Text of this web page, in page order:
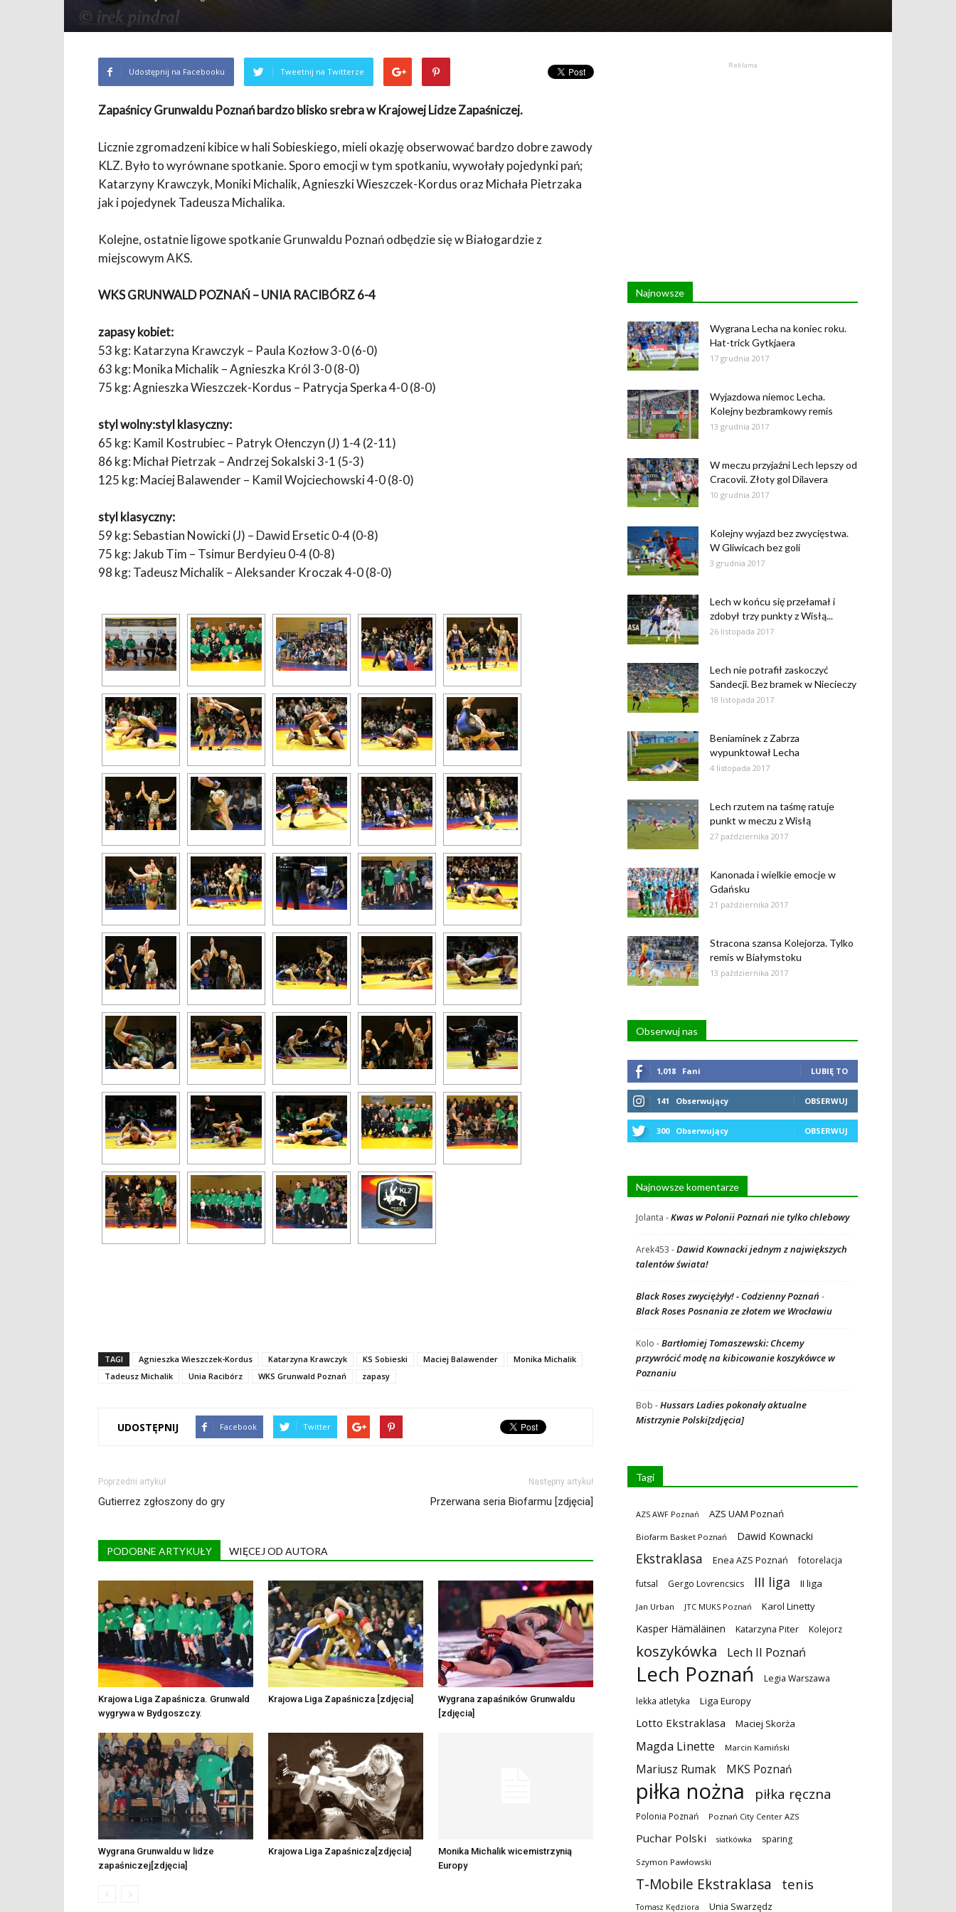
Udostępnij na Facebooku Tweetnij na Twitterze
Zapaśnicy Grunwaldu Poznań bardzo blisko srebra w Krajowej Lidze Zapaśniczej.
Licznie zgromadzeni kibice w hali Sobieskiego, mieli okazję obserwować bardzo dobre zawody
KLZ. Było to wyrównane spotkanie. Sporo emocji w tym spotkaniu, wywołały pojedynki pań;
Katarzyny Krawczyk, Moniki Michalik, Agnieszki Wieszczek-Kordus oraz Michała Pietrzaka
jak i pojedynek Tadeusza Michalika.
Kolejne, ostatnie ligowe spotkanie Grunwaldu Poznań odbędzie się w Białogardzie z
miejscowym AKS.
WKS GRUNWALD POZNAŃ – UNIA RACIBÓRZ 6-4
zapasy kobiet:
53 kg: Katarzyna Krawczyk – Paula Kozłow 3-0 (6-0)
63 kg: Monika Michalik – Agnieszka Król 3-0 (8-0)
75 kg: Agnieszka Wieszczek-Kordus – Patrycja Sperka 4-0 (8-0)
styl wolny:styl klasyczny:
65 kg: Kamil Kostrubiec – Patryk Ołenczyn (J) 1-4 (2-11)
86 kg: Michał Pietrzak – Andrzej Sokalski 3-1 (5-3)
125 kg: Maciej Balawender – Kamil Wojciechowski 4-0 (8-0)
styl klasyczny:
59 kg: Sebastian Nowicki (J) – Dawid Ersetic 0-4 (0-8)
75 kg: Jakub Tim – Tsimur Berdyieu 0-4 (0-8)
98 kg: Tadeusz Michalik – Aleksander Kroczak 4-0 (8-0)
TAGI Agnieszka Wieszczek-Kordus Katarzyna Krawczyk KS Sobieski Maciej Balawender
Monika Michalik
Tadeusz Michalik
Unia Racibórz WKS Grunwald Poznań zapasy
UDOSTĘPNIJ Facebook Twitter
Poprzedni artykuł
Gutierrez zgłoszony do gry
Następny artykuł
Przerwana seria Biofarmu [zdjęcia]
PODOBNE ARTYKUŁY WIĘCEJ OD AUTORA
Krajowa Liga Zapaśnicza. Grunwald
wygrywa w Bydgoszczy.
Krajowa Liga Zapaśnicza [zdjęcia]
Wygrana zapaśników Grunwaldu
[zdjęcia]
Wygrana Grunwaldu w lidze
zapaśniczej[zdjęcia]
Krajowa Liga Zapaśnicza[zdjęcia]
Monika Michalik wicemistrzynią
Europy
Reklama
Najnowsze
Wygrana Lecha na koniec roku.
Hat-trick Gytkjaera
17 grudnia 2017
Wyjazdowa niemoc Lecha.
Kolejny bezbramkowy remis
13 grudnia 2017
W meczu przyjaźni Lech lepszy od
Cracovii. Złoty gol Dilavera
10 grudnia 2017
Kolejny wyjazd bez zwycięstwa.
W Gliwicach bez goli
3 grudnia 2017
Lech w końcu się przełamał i
zdobył trzy punkty z Wisłą...
26 listopada 2017
Lech nie potrafił zaskoczyć
Sandecji. Bez bramek w Niecieczy
18 listopada 2017
Beniaminek z Zabrza
wypunktował Lecha
4 listopada 2017
Lech rzutem na taśmę ratuje
punkt w meczu z Wisłą
27 października 2017
Kanonada i wielkie emocje w
Gdańsku
21 października 2017
Stracona szansa Kolejorza. Tylko
remis w Białymstoku
13 października 2017
Obserwuj nas
1,018 Fani LUBIĘ TO
141 Obserwujący OBSERWUJ
300 Obserwujący OBSERWUJ
Najnowsze komentarze
Jolanta -Kwas w Polonii Poznań nie tylko chlebowy
Arek453 -Dawid Kownacki jednym z największych
talentów świata!
Black Roses zwyciężyły! - Codzienny Poznań -
Black Roses Posnania ze złotem we Wrocławiu
Kolo -Bartłomiej Tomaszewski: Chcemy
przywrócić modę na kibicowanie koszykówce w
Poznaniu
Bob -Hussars Ladies pokonały aktualne
Mistrzynie Polski[zdjęcia]
Tagi
AZS AWF Poznań AZS UAM Poznań
Biofarm Basket Poznań Dawid Kownacki
Ekstraklasa Enea AZS Poznań fotorelacja
futsal Gergo Lovrencsics III liga II liga
Jan Urban JTC MUKS Poznań Karol Linetty
Kasper Hämäläinen Katarzyna Piter Kolejorz
koszykówka Lech II Poznań
Lech Poznań Legia Warszawa
lekka atletyka Liga Europy
Lotto Ekstraklasa Maciej Skorża
Magda Linette Marcin Kamiński
Mariusz Rumak MKS Poznań
piłka nożna piłka ręczna
Polonia Poznań Poznań City Center AZS
Puchar Polski siatkówka sparing
Szymon Pawłowski
T-Mobile Ekstraklasa tenis
Tomasz Kędziora Unia Swarzędz